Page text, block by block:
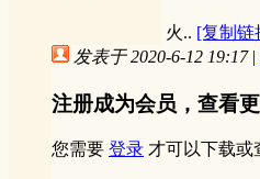
火.. [复制链
发表于 2020-6-12 19:17 |
注册成为会员，查看
您需要 登录 才可以下载或